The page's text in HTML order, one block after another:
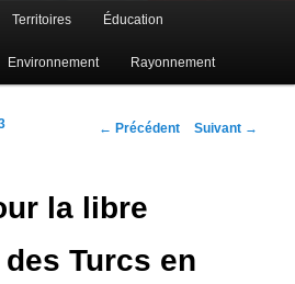
Territoires Éducation
Environnement Rayonnement
Navigation des articles
← Précédent Suivant →
la libre
Turcs en